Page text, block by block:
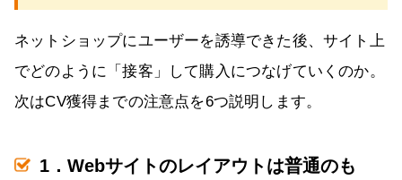
ネットショップにユーザーを誘導できた後、サイト上
でどのように「接客」して購入につなげていくのか。
次はCV獲得までの注意点を6つ説明します。
1．Webサイトのレイアウトは普通のも